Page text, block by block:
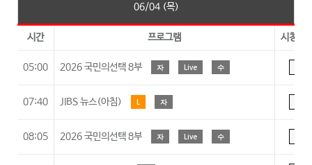
06/04 (목)
시간 프로그램 시청등
05:00 2026 국민의선택 8부 자 Live 수
07:40 JIBS 뉴스(아침) L 자
08:05 2026 국민의선택 8부 자 Live 수